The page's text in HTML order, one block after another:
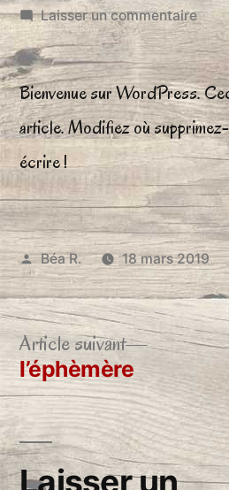
par
Laisser un commentairesur
tout
le
Bienvenue sur WordPress.
article. Modifiez où
écrire !
Publié
par
Béa R. 18 mars 2019
Navigation
de
l’article
Article suivant
Article
suivant :
l’éphèmère
Laisser un